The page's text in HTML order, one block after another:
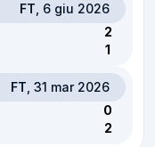
FT , 6 giu 2026
2
1
FT , 31 mar 2026
0
2